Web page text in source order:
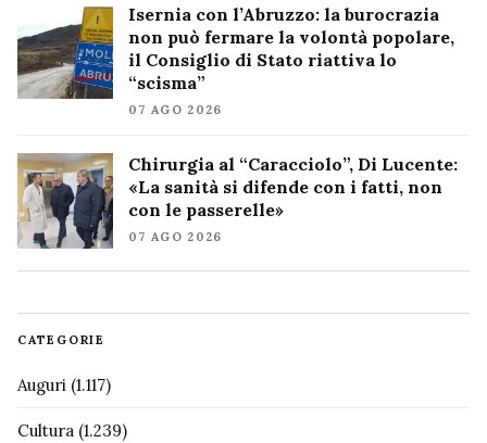
Isernia con l’Abruzzo: la burocrazia
non può fermare la volontà popolare,
il Consiglio di Stato riattiva lo
“scisma”
07 AGO 2026
Chirurgia al “Caracciolo”, Di Lucente:
«La sanità si difende con i fatti, non
con le passerelle»
07 AGO 2026
CATEGORIE
Auguri (1.117)
Cultura (1.239)